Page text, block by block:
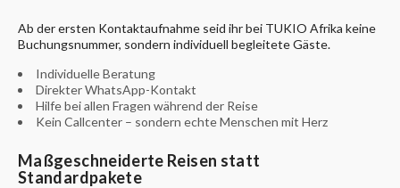
Ab der ersten Kontaktaufnahme seid ihr bei TUKIO Afrika keine
Buchungsnummer, sondern individuell begleitete Gäste.
Individuelle Beratung
Direkter WhatsApp-Kontakt
Hilfe bei allen Fragen während der Reise
Kein Callcenter – sondern echte Menschen mit Herz
Maßgeschneiderte Reisen statt
Standardpakete